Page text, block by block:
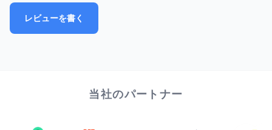
レビューを書く
当社のパートナー